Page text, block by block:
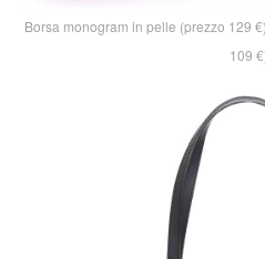
Borsa monogram in pelle (prezzo 129
109